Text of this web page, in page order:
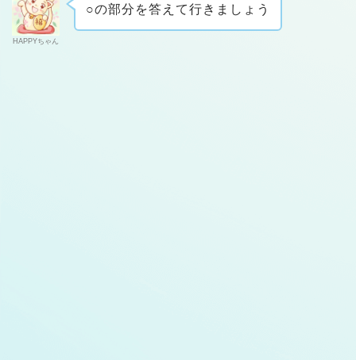
HAPPYちゃん
○の部分を答えて行きましょう